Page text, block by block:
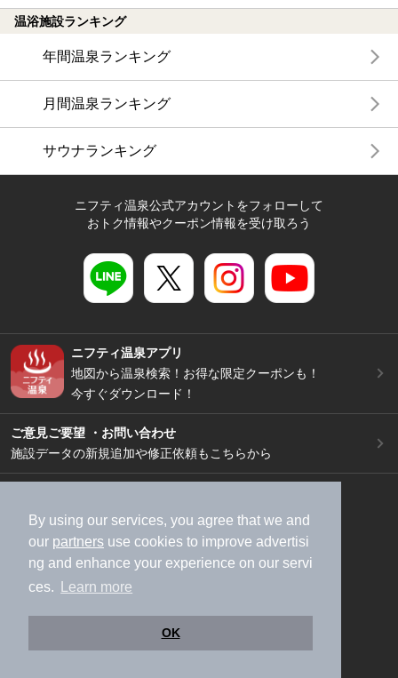
By using our services, you agree that we and
our partners use cookies to improve advertisi
ng and enhance your experience on our servi
ces.
Learn more
OK
温浴施設ランキング
年間温泉ランキング
月間温泉ランキング
サウナランキング
ニフティ温泉公式アカウントをフォローして
おトク情報やクーポン情報を受け取ろう
ニフティ温泉アプリ
地図から温泉検索！お得な限定クーポンも！
今すぐダウンロード！
ご意見ご要望 ・お問い合わせ
施設データの新規追加や修正依頼もこちらから
加盟店募集（資料請求）
広告出稿のご案内
利用規約
ライフスタイルMEMBERS+規約
特定商取引法に基づく表記
ヘルプ
採用情報
運営会社